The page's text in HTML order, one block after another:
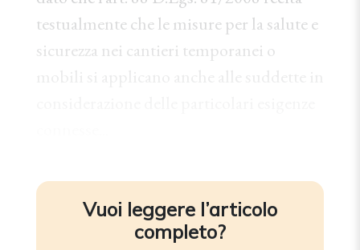
testualmente che le misure per la salute e
sicurezza nei cantieri temporanei o
Vuoi leggere l’articolo
completo?